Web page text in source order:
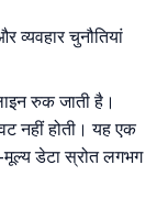
व्यवहार चुनौतियां
रुक जाती है।
नहीं होती। यह एक
डेटा स्रोत लगभग